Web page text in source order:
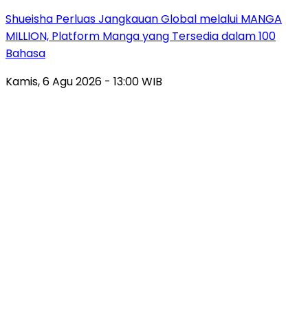
Shueisha Perluas Jangkauan Global melalui MANGA
MILLION, Platform Manga yang Tersedia dalam 100
Bahasa
Kamis, 6 Agu 2026 - 13:00 WIB